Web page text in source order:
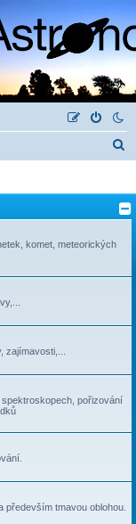
d
komet, meteorických
pořizování
především tmavou oblohou.